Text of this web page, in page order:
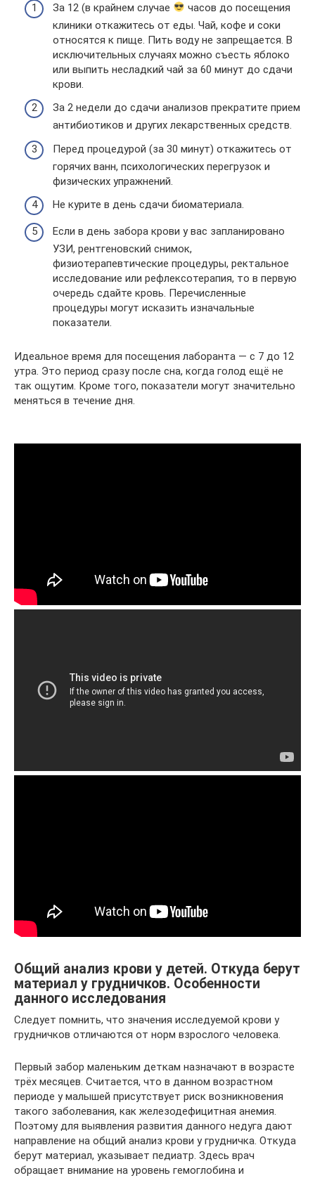
За 12 (в крайнем случае
часов до посещения
клиники откажитесь от еды. Чай, кофе и соки
относятся к пище. Пить воду не запрещается. В
исключительных случаях можно съесть яблоко
или выпить несладкий чай за 60 минут до сдачи
крови.
За 2 недели до сдачи анализов прекратите прием
антибиотиков и других лекарственных средств.
Перед процедурой (за 30 минут) откажитесь от
горячих ванн, психологических перегрузок и
физических упражнений.
Не курите в день сдачи биоматериала.
Если в день забора крови у вас запланировано
УЗИ, рентгеновский снимок,
физиотерапевтические процедуры, ректальное
исследование или рефлексотерапия, то в первую
очередь сдайте кровь. Перечисленные
процедуры могут исказить изначальные
показатели.
Идеальное время для посещения лаборанта — с 7 до 12
утра. Это период сразу после сна, когда голод ещё не
так ощутим. Кроме того, показатели могут значительно
меняться в течение дня.
Общий анализ крови у детей. Откуда берут
материал у грудничков. Особенности
данного исследования
Следует помнить, что значения исследуемой крови у
грудничков отличаются от норм взрослого человека.
Первый забор маленьким деткам назначают в возрасте
трёх месяцев. Считается, что в данном возрастном
периоде у малышей присутствует риск возникновения
такого заболевания, как железодефицитная анемия.
Поэтому для выявления развития данного недуга дают
направление на общий анализ крови у грудничка. Откуда
берут материал, указывает педиатр. Здесь врач
обращает внимание на уровень гемоглобина и